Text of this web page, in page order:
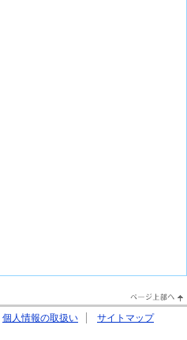
PageTop↑
個人情報の取扱い サイトマップ